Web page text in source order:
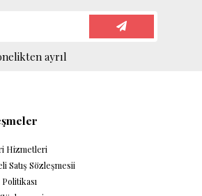
ayrıl
Hizmetleri
Satış Sözleşmesii